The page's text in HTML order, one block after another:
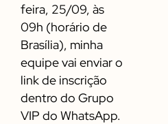
feira, 25/09, às
09h (horário de
Brasília), minha
equipe vai enviar o
link de inscrição
dentro do Grupo
VIP do WhatsApp.